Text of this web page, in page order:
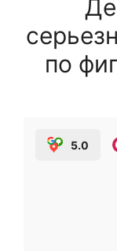
по
5.0